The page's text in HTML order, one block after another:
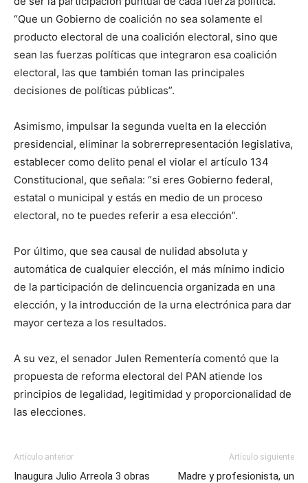
“Que un Gobierno de coalición no sea solamente el
producto electoral de una coalición electoral, sino que
sean las fuerzas políticas que integraron esa coalición
electoral, las que también toman las principales
decisiones de políticas públicas”.
Asimismo, impulsar la segunda vuelta en la elección
presidencial, eliminar la sobrerrepresentación legislativa,
establecer como delito penal el violar el artículo 134
Constitucional, que señala: “si eres Gobierno federal,
estatal o municipal y estás en medio de un proceso
electoral, no te puedes referir a esa elección”.
Por último, que sea causal de nulidad absoluta y
automática de cualquier elección, el más mínimo indicio
de la participación de delincuencia organizada en una
elección, y la introducción de la urna electrónica para dar
mayor certeza a los resultados.
A su vez, el senador Julen Rementería comentó que la
propuesta de reforma electoral del PAN atiende los
principios de legalidad, legitimidad y proporcionalidad de
las elecciones.
Artículo anterior
Inaugura Julio Arreola 3 obras
Artículo siguiente
Madre y profesionista, un